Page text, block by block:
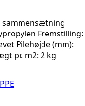
sammensætning
Fremstilling:
Pilehøjde (mm):
pr. m2: 2 kg